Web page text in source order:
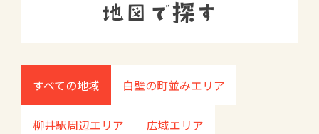
地図で探す
すべての地域 白壁の町並みエリア
柳井駅周辺エリア 広域エリア